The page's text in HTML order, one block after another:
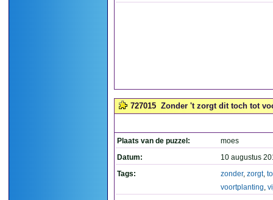
727015 Zonder 't zorgt dit toch tot
Plaats van de puzzel:
moes
Datum:
10 augustus
Tags:
zonder, zorgt,
voortplanting,